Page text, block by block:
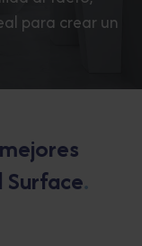
para crear un
.